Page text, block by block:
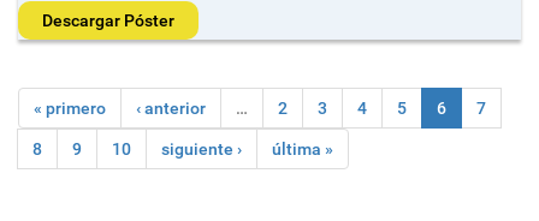
Descargar Póster
« primero ‹ anterior … 2 3 4 5 6 7
8 9 10 siguiente › última »